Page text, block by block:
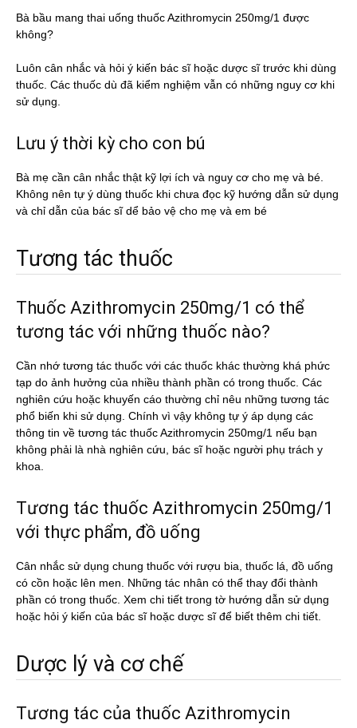
Bà bầu mang thai uống thuốc Azithromycin 250mg/1 được
không?
Luôn cân nhắc và hỏi ý kiến bác sĩ hoặc dược sĩ trước khi dùng
thuốc. Các thuốc dù đã kiểm nghiệm vẫn có những nguy cơ khi
sử dụng.
Lưu ý thời kỳ cho con bú
Bà mẹ cần cân nhắc thật kỹ lợi ích và nguy cơ cho mẹ và bé.
Không nên tự ý dùng thuốc khi chưa đọc kỹ hướng dẫn sử dụng
và chỉ dẫn của bác sĩ dể bảo vệ cho mẹ và em bé
Tương tác thuốc
Thuốc Azithromycin 250mg/1 có thể
tương tác với những thuốc nào?
Cần nhớ tương tác thuốc với các thuốc khác thường khá phức
tạp do ảnh hưởng của nhiều thành phần có trong thuốc. Các
nghiên cứu hoặc khuyến cáo thường chỉ nêu những tương tác
phổ biến khi sử dụng. Chính vì vậy không tự ý áp dụng các
thông tin về tương tác thuốc Azithromycin 250mg/1 nếu bạn
không phải là nhà nghiên cứu, bác sĩ hoặc người phụ trách y
khoa.
Tương tác thuốc Azithromycin 250mg/1
với thực phẩm, đồ uống
Cân nhắc sử dụng chung thuốc với rượu bia, thuốc lá, đồ uống
có cồn hoặc lên men. Những tác nhân có thể thay đổi thành
phần có trong thuốc. Xem chi tiết trong tờ hướng dẫn sử dụng
hoặc hỏi ý kiến của bác sĩ hoặc dược sĩ để biết thêm chi tiết.
Dược lý và cơ chế
Tương tác của thuốc Azithromycin